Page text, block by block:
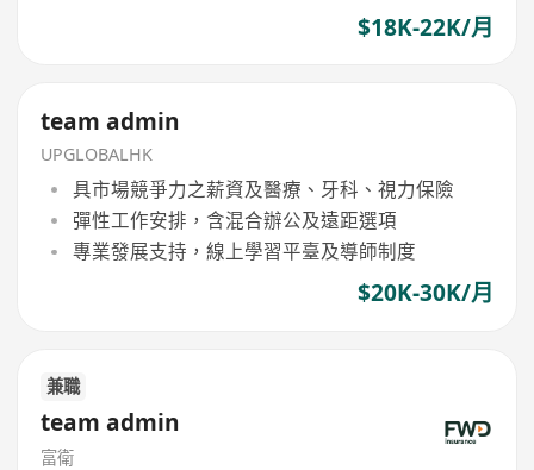
$18K-22K/月
team admin
UPGLOBALHK
具市場競爭力之薪資及醫療、牙科、視力保險
彈性工作安排，含混合辦公及遠距選項
專業發展支持，線上學習平臺及導師制度
$20K-30K/月
兼職
team admin
富衛